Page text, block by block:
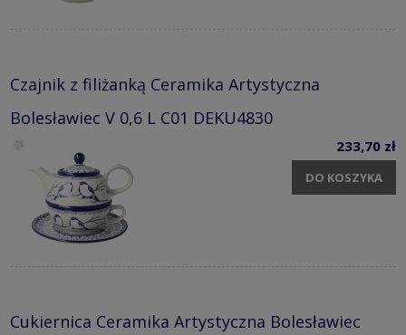
Czajnik z filiżanką Ceramika Artystyczna
Bolesławiec V 0,6 L C01 DEKU4830
233,70 zł
DO KOSZYKA
Cukiernica Ceramika Artystyczna Bolesławiec